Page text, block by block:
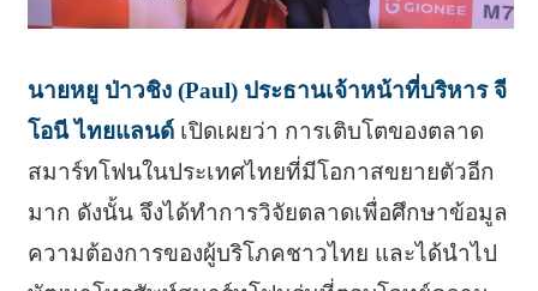
นายหยู ป่าวชิง (Paul) ประธานเจ้าหน้าที่บริหาร จี
โอนี ไทยแลนด์เปิดเผยว่า การเติบโตของตลาด
สมาร์ทโฟนในประเทศไทยที่มีโอกาสขยายตัวอีก
มาก ดังนั้น จึงได้ทำการวิจัยตลาดเพื่อศึกษาข้อมูล
ความต้องการของผู้บริโภคชาวไทย และได้นำไป